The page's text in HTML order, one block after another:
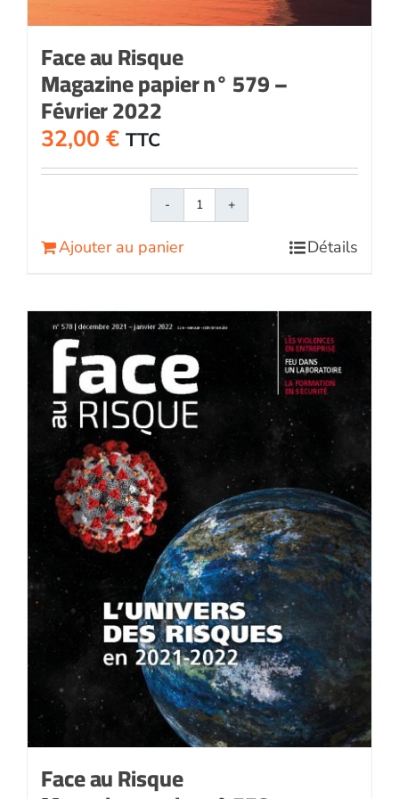
Face au Risque
Magazine papier n° 579 –
Février 2022
32,00 € TTC
quantité
papier
n°
579
-
Février
Ajouter au panier Détails
Face au Risque